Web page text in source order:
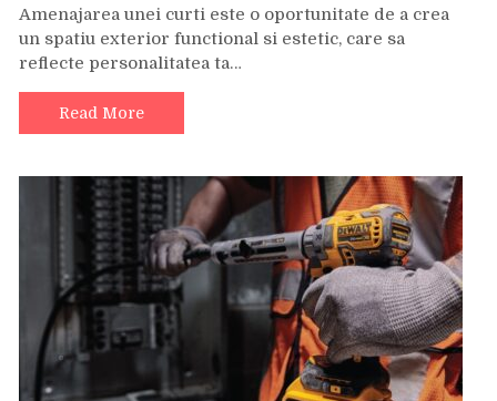
Amenajarea unei curti este o oportunitate de a crea
un spatiu exterior functional si estetic, care sa
reflecte personalitatea ta…
Read More